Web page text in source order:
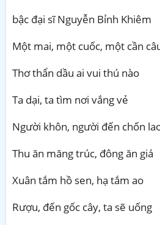
bậc đại sĩ Nguyễn Bỉnh Khiêm
Một mai, một cuốc, một cần
Thơ thẩn dầu ai vui thú nào
Ta dại, ta tìm nơi vắng vẻ
Người khôn, người đến chốn
Thu ăn măng trúc, đông ăn giá
Xuân tắm hồ sen, hạ tắm ao
Rượu, đến gốc cây, ta sẽ uống